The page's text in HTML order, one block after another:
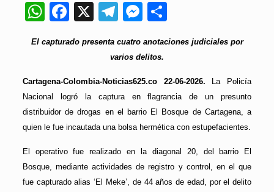
WhatsApp
Facebook
X Telegram
Messenger
El capturado presenta cuatro anotaciones judiciales por
varios delitos.
Cartagena-Colombia-Noticias625.co 22-06-2026.
La Policía
Nacional logró la captura en flagrancia de un presunto
distribuidor de drogas en el barrio El Bosque de Cartagena, a
quien le fue incautada una bolsa hermética con estupefacientes.
El operativo fue realizado en la diagonal 20, del barrio El
Bosque, mediante actividades de registro y control, en el que
fue capturado alias ‘El Meke’, de 44 años de edad, por el delito